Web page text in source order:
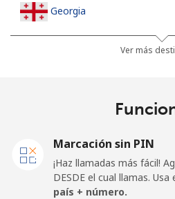
Georgia
⁦32.5¢⁩
Germany
Línea fija ⁦1.5¢⁩
Ver más
Marcación sin PIN
¡Haz llamadas más fácil!
DESDE el cual llamas.
país + número.